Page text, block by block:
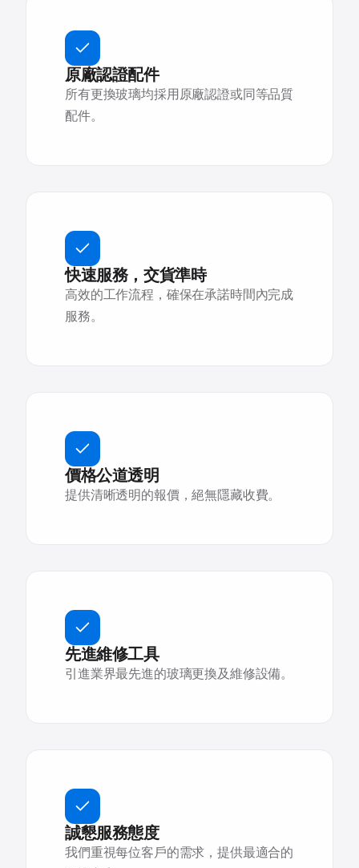
原廠認證配件
所有更換玻璃均採用原廠認證或同等品質
配件。
快速服務，交貨準時
高效的工作流程，確保在承諾時間內完成
服務。
價格公道透明
提供清晰透明的報價，絕無隱藏收費。
先進維修工具
引進業界最先進的玻璃更換及維修設備。
誠懇服務態度
我們重視每位客戶的需求，提供最適合的